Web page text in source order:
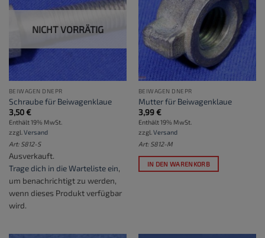
NICHT VORRÄTIG
BEIWAGEN DNEPR
Schraube für Beiwagenklaue
3,50€
Enthält 19% MwSt.
zzgl. Versand
Art: S812-S
Ausverkauft.
Trage dich in die Warteliste ein,
um benachrichtigt zu werden,
wenn dieses Produkt verfügbar
wird.
BEIWAGEN DNEPR
Mutter für Beiwagenklaue
3,99€
Enthält 19% MwSt.
zzgl. Versand
Art: S812-M
IN DEN WARENKORB